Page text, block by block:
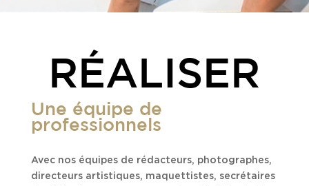
RÉALISER
Une équipe de
professionnels
Avec nos équipes de rédacteurs, photographes,
directeurs artistiques, maquettistes, secrétaires